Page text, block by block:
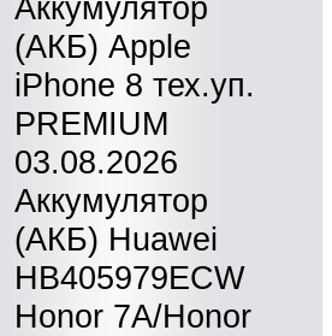
Аккумулятор
(АКБ) Apple
iPhone 8 тех.уп.
PREMIUM
03.08.2026
Аккумулятор
(АКБ) Huawei
HB405979ECW
Honor 7A/Honor